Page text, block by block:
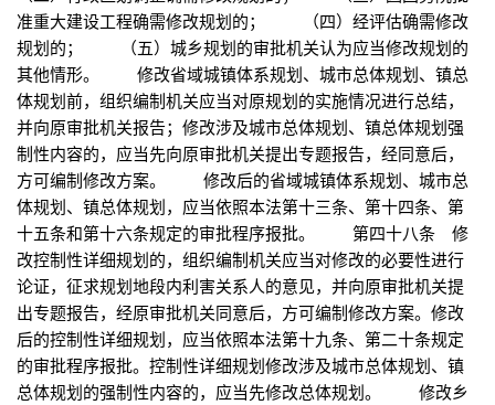
准重大建设工程确需修改规划的； （四）经评估确需修改
规划的； （五）城乡规划的审批机关认为应当修改规划的
其他情形。 修改省域城镇体系规划、城市总体规划、镇总
体规划前，组织编制机关应当对原规划的实施情况进行总结，
并向原审批机关报告；修改涉及城市总体规划、镇总体规划强
制性内容的，应当先向原审批机关提出专题报告，经同意后，
方可编制修改方案。 修改后的省域城镇体系规划、城市总
体规划、镇总体规划，应当依照本法第十三条、第十四条、第
十五条和第十六条规定的审批程序报批。 第四十八条 修
改控制性详细规划的，组织编制机关应当对修改的必要性进行
论证，征求规划地段内利害关系人的意见，并向原审批机关提
出专题报告，经原审批机关同意后，方可编制修改方案。修改
后的控制性详细规划，应当依照本法第十九条、第二十条规定
的审批程序报批。控制性详细规划修改涉及城市总体规划、镇
总体规划的强制性内容的，应当先修改总体规划。 修改乡